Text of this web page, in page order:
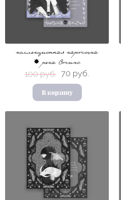
коллекционная карточка
✸ река Стикс
100 руб. 70 руб.
В корзину